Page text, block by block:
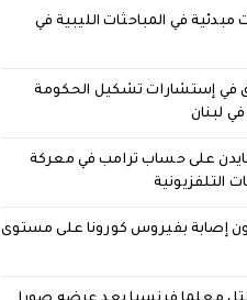
مبدئية في المباحثات الليبية في
في إستشارات تشكيل الحكومة
في لبنان
على حساب ترامب في معركة
التلفزيونية
إصابة بفيروس كورونا على مستوى